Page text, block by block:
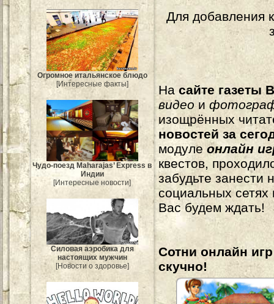
Огромное итальянское блюдо
[Интересные факты]
Чудо-поезд Maharajas’ Express в
Индии
[Интересные новости]
Силовая аэробика для
настоящих мужчин
[Новости о здоровье]
Для добавления
На сайте газеты
видео и
изощрённых
новостей за
модуле онлайн
квестов,
забудьте
социальных
Вас будем ждать!
Сотни онлайн
скучно!